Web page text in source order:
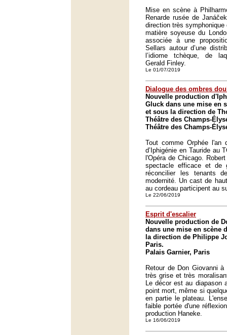
Mise en scène à
Renarde rusée de
direction très
matière soyeuse du
associée à une
Sellars autour d’une
l’idiome tchèque, de
Gerald Finley.
Le 01/07/2019
Dialogue des ombres
Nouvelle production
Gluck dans une mise en
et sous la direction de
Théâtre des Champs-
Théâtre des Champs-
Tout comme Orphée l'an
d’Iphigénie en Tauride au
l'Opéra de Chicago.
spectacle efficace et de
réconcilier les tenants
modernité. Un cast de
au cordeau participent au
Le 22/06/2019
Esprit d'escalier
Nouvelle production de
dans une mise en scène
la direction de Philippe
Paris.
Palais Garnier, Paris
Retour de Don Giovanni
très grise et très
Le décor est au diapason
point mort, même si
en partie le plateau.
faible portée d'une
production Haneke.
Le 16/06/2019